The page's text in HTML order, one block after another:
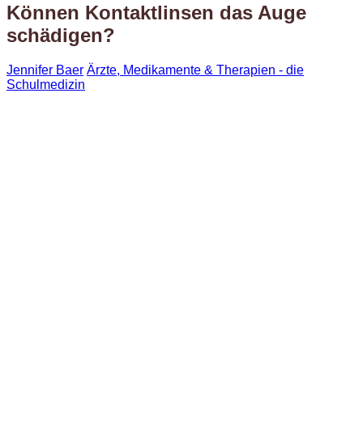
Können Kontaktlinsen das Auge
schädigen?
Jennifer Baer Ärzte, Medikamente & Therapien - die
Schulmedizin